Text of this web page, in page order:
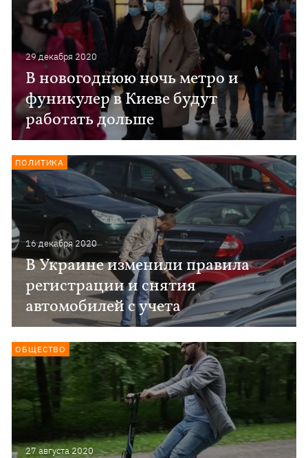
29 декабря 2020
В новогоднюю ночь метро и
фуникулер в Киеве будут
работать дольше
16 декабря 2020
В Украине изменили правила
регистрации и снятия
автомобилей с учета
ПОЛИТИКА
27 августа 2020
ОБЩЕСТВО